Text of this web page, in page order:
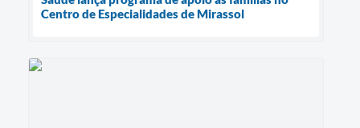
Centro de Especialidades de Mirassol